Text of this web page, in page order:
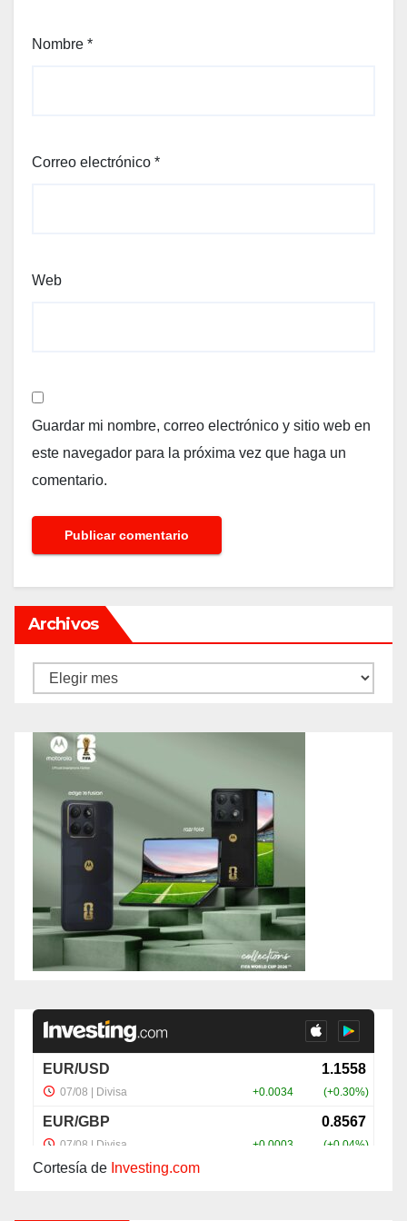
Nombre *
Correo electrónico *
Web
Guardar mi nombre, correo electrónico y sitio web en
este navegador para la próxima vez que haga un
comentario.
Archivos
Archivos
Cortesía de Investing.com